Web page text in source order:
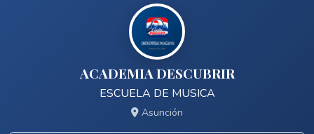
ACADEMIA DESCUBRIR
ESCUELA DE MUSICA
Asunción